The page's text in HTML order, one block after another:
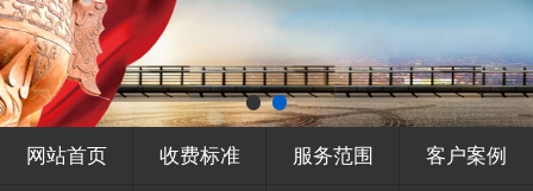
网站首页 收费标准 服务范围 客户案例